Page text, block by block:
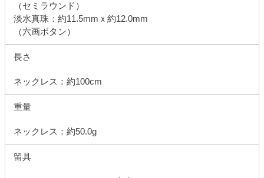
（セミラウンド）
淡水真珠：約11.5mmｘ約12.0mm
（六画ボタン）
長さ
ネックレス：約100cm
重量
ネックレス：約50.0g
留具